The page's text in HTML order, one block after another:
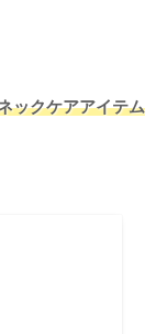
ックケアアイテム